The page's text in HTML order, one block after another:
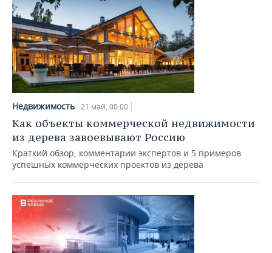
Недвижимость 21 май, 00:00
Как объекты коммерческой недвижимости
из дерева завоевывают Россию
Краткий обзор, комментарии экспертов и 5 примеров
успешных коммерческих проектов из дерева